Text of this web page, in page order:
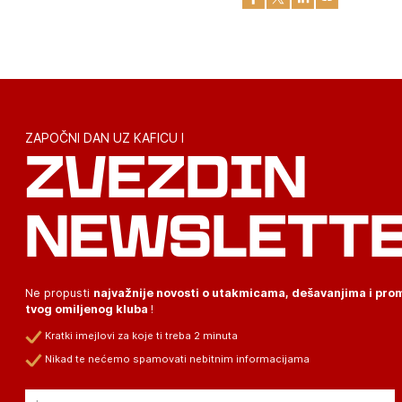
ZAPOČNI DAN UZ KAFICU I
ZVEZDIN
Ne propusti najvažnije novosti o utakmicama, dešavanjima i
tvog omiljenog kluba !
Kratki imejlovi za koje ti treba 2 minuta
Nikad te nećemo spamovati nebitnim informacijama
Email